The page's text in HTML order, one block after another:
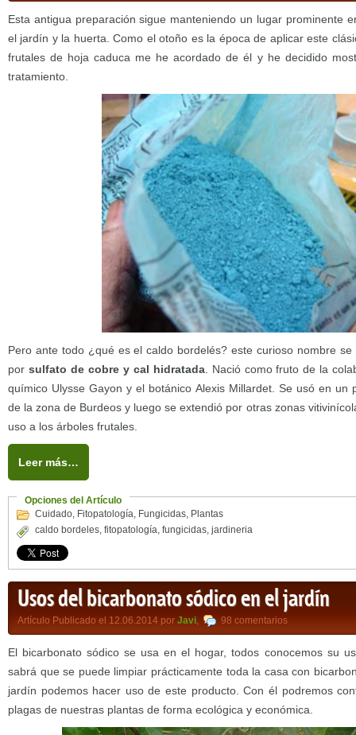
Esta antigua preparación sigue manteniendo un lugar prominente
el jardín y la huerta. Como el otoño es la época de aplicar este
frutales de hoja caduca me he acordado de él y he decidido
tratamiento.
Pero ante todo ¿qué es el caldo bordelés? este curioso nombre
por sulfato de cobre y cal hidratada. Nació como fruto de la
químico Ulysse Gayon y el botánico Alexis Millardet. Se usó en un
de la zona de Burdeos y luego se extendió por otras zonas
uso a los árboles frutales.
Leer más…
Opciones del Artículo
Cuidado, Fitopatología, Fungicidas, Plantas
caldo bordeles, fitopatología, fungicidas, jardineria
Usos del bicarbonato sódico en el jardín
Artículo Publicado el 12.06.2014 por Javi, 98 comentarios
El bicarbonato sódico se usa en el hogar, todos conocemos su
sabrá que se puede limpiar prácticamente toda la casa con
jardín podemos hacer uso de este producto. Con él podremos
plagas de nuestras plantas de forma ecológica y económica.